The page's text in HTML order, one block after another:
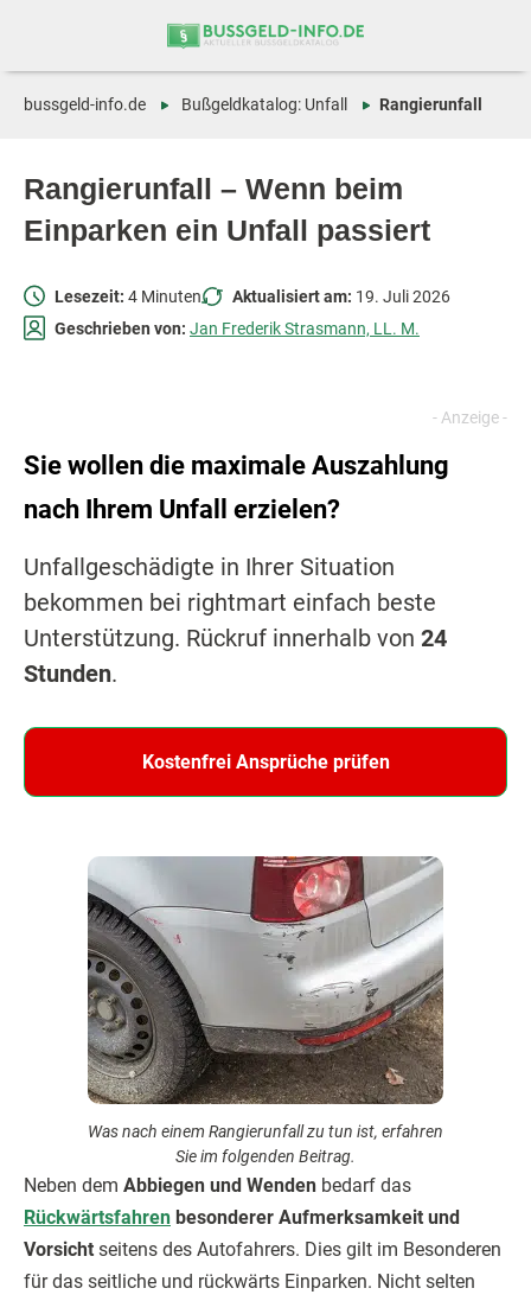
Rangierunfall – Wenn beim
Einparken ein Unfall passiert
bussgeld-info.de Bußgeldkatalog: Unfall Rangierunfall
Lesezeit: 4 Minuten Aktualisiert am: 19. Juli 2026
Geschrieben von: Jan Frederik Strasmann, LL. M.
Sie wollen die maximale Auszahlung
nach Ihrem Unfall erzielen?
Unfallgeschädigte in Ihrer Situation
bekommen bei rightmart einfach beste
Unterstützung. Rückruf innerhalb von 24
Stunden.
Kostenfrei Ansprüche prüfen
Was nach einem Rangierunfall zu tun ist, erfahren
Sie im folgenden Beitrag.
Neben dem Abbiegen und Wenden bedarf das
Rückwärtsfahren besonderer Aufmerksamkeit und
Vorsicht seitens des Autofahrers. Dies gilt im Besonderen
für das seitliche und rückwärts Einparken. Nicht selten